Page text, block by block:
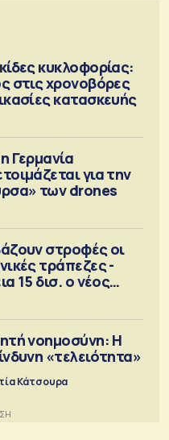
κυκλοφορίας:
στις χρονοβόρες
κατασκευής
Γερμανία
για την
των drones
στροφές οι
τράπεζες -
15 δισ. ο νέος
νοημοσύνη: Η
«τελειότητα»
Κάτσουρα